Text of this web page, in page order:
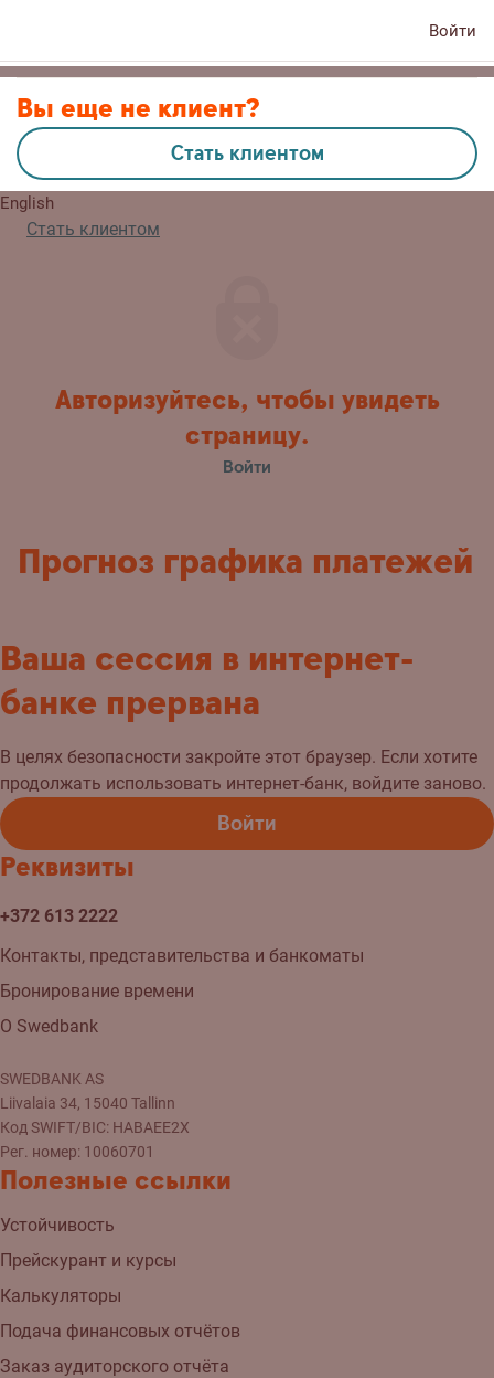
Войти
Eesti
English
Стать клиентом
Вы еще не клиент?
Стать клиентом
Авторизуйтесь, чтобы увидеть
страницу.
Войти
Прогноз графика платежей
Ваша сессия в интернет-
банке прервана
В целях безопасности закройте этот браузер. Если хотите
продолжать использовать интернет-банк, войдите заново.
Войти
Реквизиты
+372 613 2222
Контакты, представительства и банкоматы
Бронирование времени
О Swedbank
SWEDBANK AS
Liivalaia 34, 15040 Tallinn
Код SWIFT/BIC: HABAEE2X
Рег. номер: 10060701
Полезные ссылки
Устойчивость
Прейскурант и курсы
Калькуляторы
Подача финансовых отчётов
Заказ аудиторского отчёта